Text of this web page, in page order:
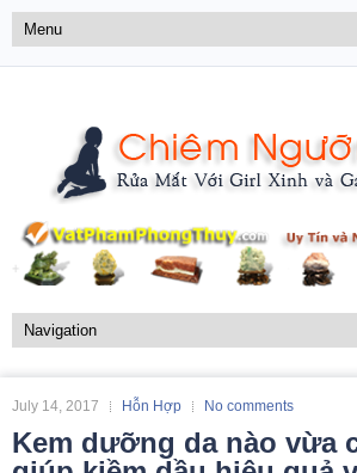
July 14, 2017 Hỗn Hợp No comments
Kem dưỡng da nào vừa